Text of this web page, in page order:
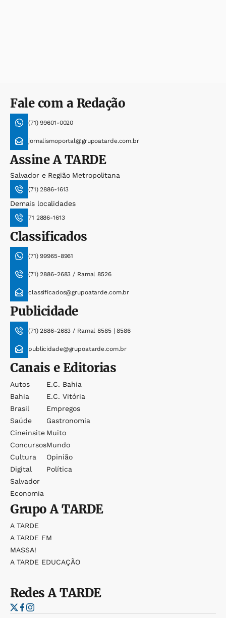
Fale com a Redação
(71) 99601-0020
jornalismoportal@grupoatarde.com.br
AssineA TARDE
Salvador e Região Metropolitana
(71) 2886-1613
Demais localidades
71 2886-1613
Classificados
(71) 99965-8961
(71) 2886-2683 / Ramal 8526
classificados@grupoatarde.com.br
Publicidade
(71) 2886-2683 / Ramal 8585 | 8586
publicidade@grupoatarde.com.br
Canais e Editorias
Autos
Bahia
Brasil
Saúde
Cineinsite
Concursos
Cultura
Digital
Salvador
Economia
E.c. Bahia
E.c. Vitória
Empregos
Gastronomia
Muito
Mundo
Opinião
Política
GrupoA TARDE
A TARDE
A TARDE FM
MASSA!
A TARDE EDUCAÇÃO
RedesA TARDE